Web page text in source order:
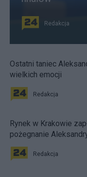
Redakcja
Ostatni taniec
wielkich emocji
Redakcja
Rynek w Krakowie
pożegnanie
Redakcja